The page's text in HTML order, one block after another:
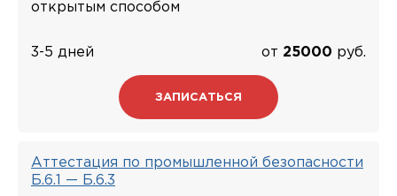
открытым способом
3-5 дней от 25000 руб.
ЗАПИСАТЬСЯ
Аттестация по промышленной безопасности
Б.6.1 — Б.6.3